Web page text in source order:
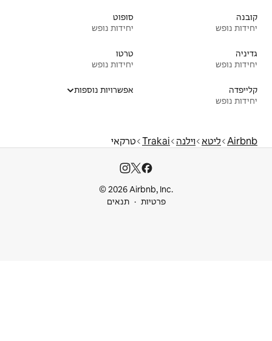
סופוט
יחידות נופש
טרטו
יחידות נופש
אפשרויות נוספות
טרקאי